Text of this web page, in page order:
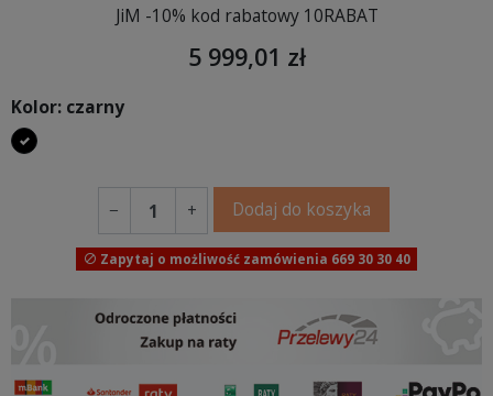
JiM -10% kod rabatowy 10RABAT
5 999,01 zł
Kolor: czarny
czarny
− + Dodaj do koszyka
 Zapytaj o możliwość zamówienia 669 30 30 40